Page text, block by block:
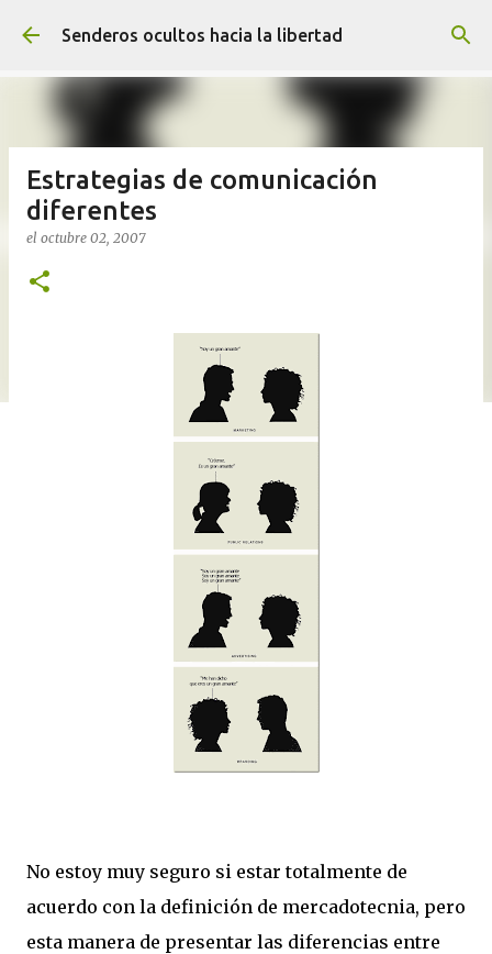
Ir al contenido principal
Senderos ocultos hacia la libertad
Estrategias de comunicación
diferentes
el octubre 02, 2007
No estoy muy seguro si estar totalmente de
acuerdo con la definición de mercadotecnia, pero
esta manera de presentar las diferencias entre